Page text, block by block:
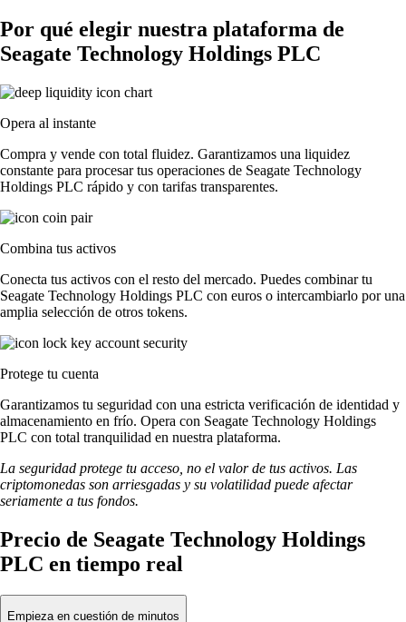
Por qué elegir nuestra plataforma de
Seagate Technology Holdings PLC
Opera al instante
Compra y vende con total fluidez. Garantizamos una liquidez
constante para procesar tus operaciones de Seagate Technology
Holdings PLC rápido y con tarifas transparentes.
Combina tus activos
Conecta tus activos con el resto del mercado. Puedes combinar tu
Seagate Technology Holdings PLC con euros o intercambiarlo por una
amplia selección de otros tokens.
Protege tu cuenta
Garantizamos tu seguridad con una estricta verificación de identidad y
almacenamiento en frío. Opera con Seagate Technology Holdings
PLC con total tranquilidad en nuestra plataforma.
La seguridad protege tu acceso, no el valor de tus activos. Las
criptomonedas son arriesgadas y su volatilidad puede afectar
seriamente a tus fondos.
Precio de Seagate Technology Holdings
PLC en tiempo real
Empieza en cuestión de minutos